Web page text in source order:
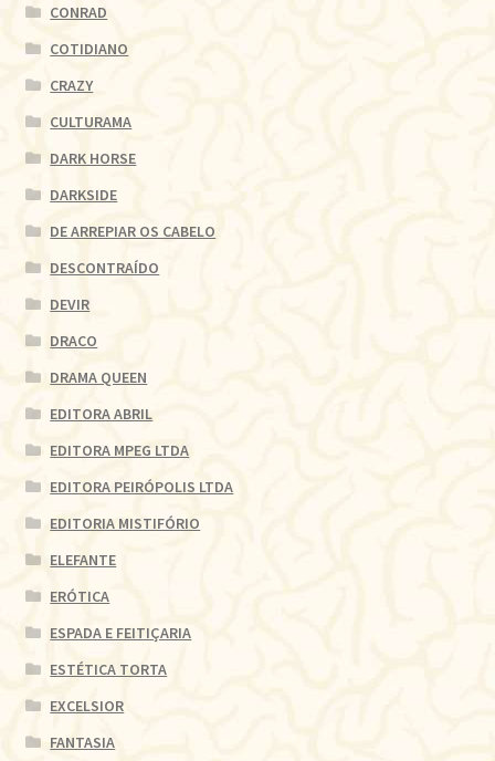
CONRAD
COTIDIANO
CRAZY
CULTURAMA
DARK HORSE
DARKSIDE
DE ARREPIAR OS CABELO
DESCONTRAÍDO
DEVIR
DRACO
DRAMA QUEEN
EDITORA ABRIL
EDITORA MPEG LTDA
EDITORA PEIRÓPOLIS LTDA
EDITORIA MISTIFÓRIO
ELEFANTE
ERÓTICA
ESPADA E FEITIÇARIA
ESTÉTICA TORTA
EXCELSIOR
FANTASIA